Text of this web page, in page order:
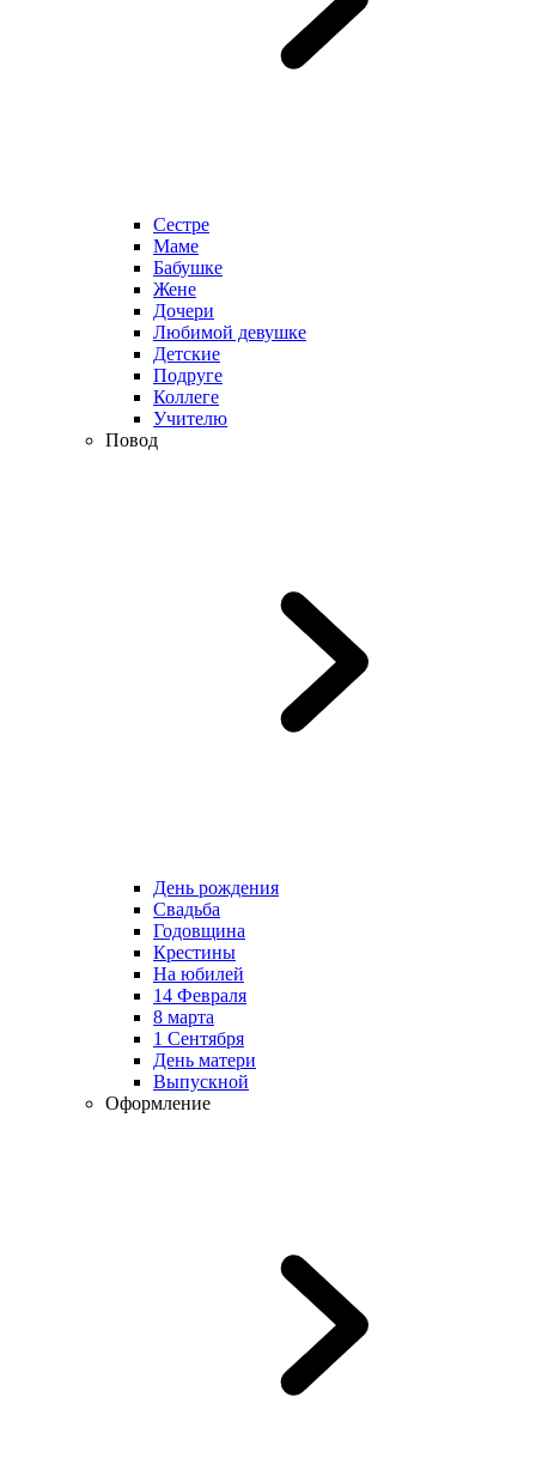
Сестре
Маме
Бабушке
Жене
Дочери
Любимой девушке
Детские
Подруге
Коллеге
Учителю
Повод
День рождения
Свадьба
Годовщина
Крестины
На юбилей
14 Февраля
8 марта
1 Сентября
День матери
Выпускной
Оформление